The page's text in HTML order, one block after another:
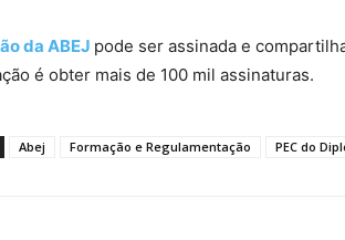
da ABEJ pode ser assinada e
é obter mais de 100 mil assinaturas.
Abej Formação e Regulamentação PEC do